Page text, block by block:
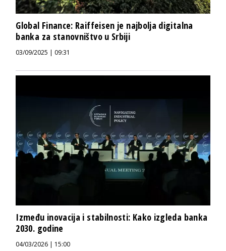
Global Finance: Raiffeisen je najbolja digitalna
banka za stanovništvo u Srbiji
03/09/2025 | 09:31
Između inovacija i stabilnosti: Kako izgleda banka
2030. godine
04/03/2026 | 15:00